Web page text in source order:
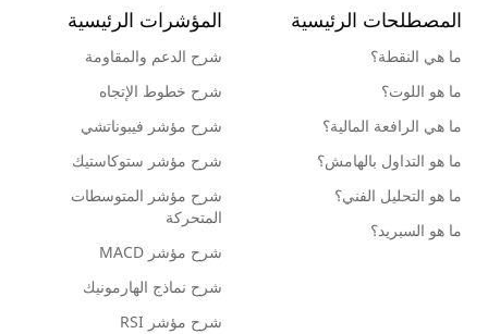
المصطلحات الرئيسية
ما هي النقطة؟
ما هو اللوت؟
ما هي الرافعة المالية؟
ما هو التداول بالهامش؟
ما هو التحليل الفني؟
ما هو السبريد؟
المؤشرات الرئيسية
شرح الدعم والمقاومة
شرح خطوط الإتجاه
شرح مؤشر فيبوناتشي
شرح مؤشر ستوكاستيك
شرح مؤشر المتوسطات
المتحركة
شرح مؤشر MACD
شرح نماذج الهارمونيك
شرح مؤشر RSI